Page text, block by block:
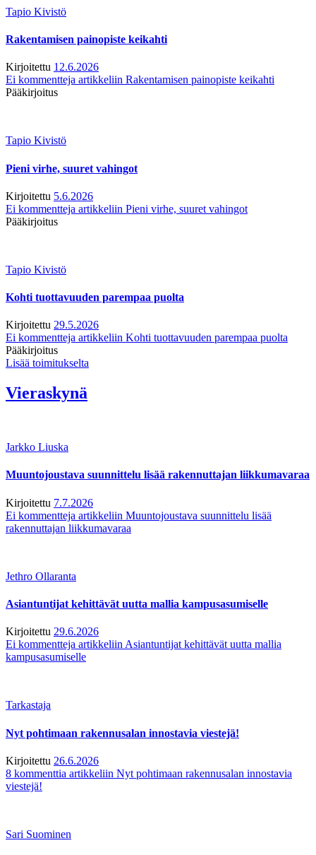
Tapio Kivistö
Rakentamisen painopiste keikahti
Kirjoitettu 12.6.2026
Ei kommentteja artikkeliin Rakentamisen painopiste keikahti
Pääkirjoitus
Tapio Kivistö
Pieni virhe, suuret vahingot
Kirjoitettu 5.6.2026
Ei kommentteja artikkeliin Pieni virhe, suuret vahingot
Pääkirjoitus
Tapio Kivistö
Kohti tuottavuuden parempaa puolta
Kirjoitettu 29.5.2026
Ei kommentteja artikkeliin Kohti tuottavuuden parempaa puolta
Pääkirjoitus
Lisää toimitukselta
Vieraskynä
Jarkko Liuska
Muuntojoustava suunnittelu lisää rakennuttajan liikkumavaraa
Kirjoitettu 7.7.2026
Ei kommentteja artikkeliin Muuntojoustava suunnittelu lisää
rakennuttajan liikkumavaraa
Jethro Ollaranta
Asiantuntijat kehittävät uutta mallia kampusasumiselle
Kirjoitettu 29.6.2026
Ei kommentteja artikkeliin Asiantuntijat kehittävät uutta mallia
kampusasumiselle
Tarkastaja
Nyt pohtimaan rakennusalan innostavia viestejä!
Kirjoitettu 26.6.2026
8 kommenttia artikkeliin Nyt pohtimaan rakennusalan innostavia
viestejä!
Sari Suominen